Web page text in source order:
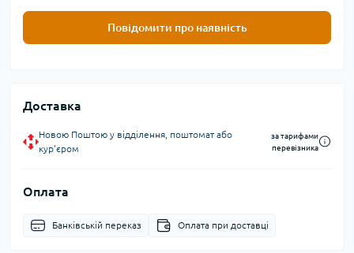
Повідомити про наявність
Доставка
Новою Поштою у відділення, поштомат або
кур'єром
за тарифами
перевізника
Оплата
Банківській переказ Оплата при доставці